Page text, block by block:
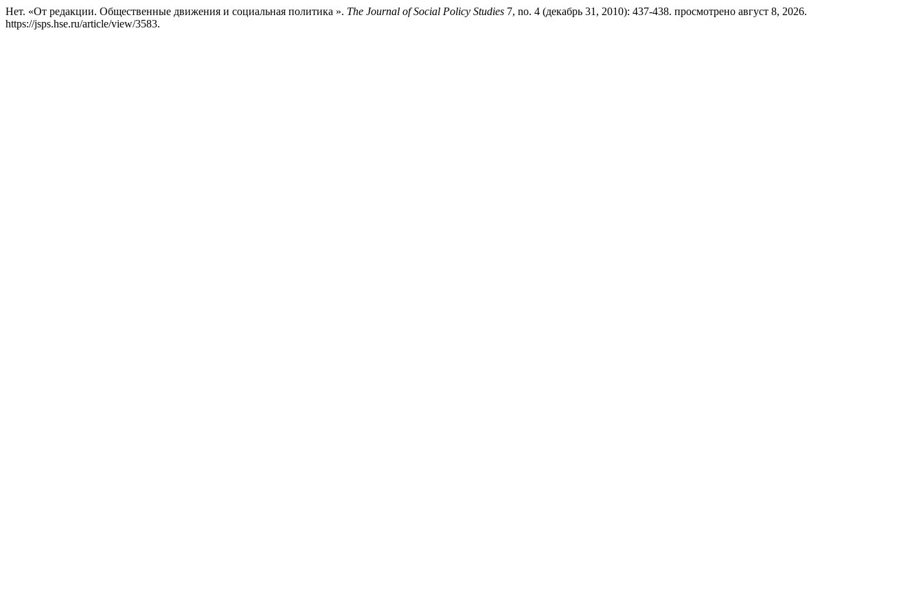
Нет. «От редакции. Общественные движения и социальная политика ». The Journal of Social Policy Studies 7, no. 4 (декабрь 31, 2010): 437-438. просмотрено август 8, 2026.
https://jsps.hse.ru/article/view/3583.